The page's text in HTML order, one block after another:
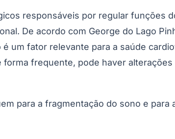
responsáveis por regular funções
De acordo com George do Lago
um fator relevante para a saúde
frequente, pode haver
para a fragmentação do sono e para